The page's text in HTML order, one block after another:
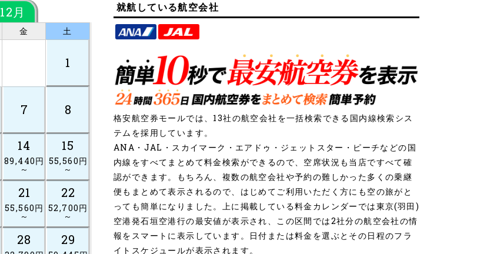
12月
金 土
1
7 8
14
89,440円
～
15
55,560円
～
21
55,560円
～
22
52,700円
～
28 29
就航している航空会社
格安航空券モールでは、13社の航空会社を一括検索できる国内線検索シス
テムを採用しています。
ANA・JAL・スカイマーク・エアドゥ・ジェットスター・ピーチなどの国
内線をすべてまとめて料金検索ができるので、空席状況も当店ですべて確
認ができます。もちろん、複数の航空会社や予約の難しかった多くの乗継
便もまとめて表示されるので、はじめてご利用いただく方にも空の旅がと
っても簡単になりました。上に掲載している料金カレンダーでは東京(羽田)
空港発石垣空港行の最安値が表示され、この区間では2社分の航空会社の情
報をスマートに表示しています。日付または料金を選ぶとその日程のフラ
イトスケジュールが表示されます。